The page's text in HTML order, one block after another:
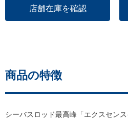
店舗在庫を確認
商品の特徴
シーバスロッド最高峰「エクスセン